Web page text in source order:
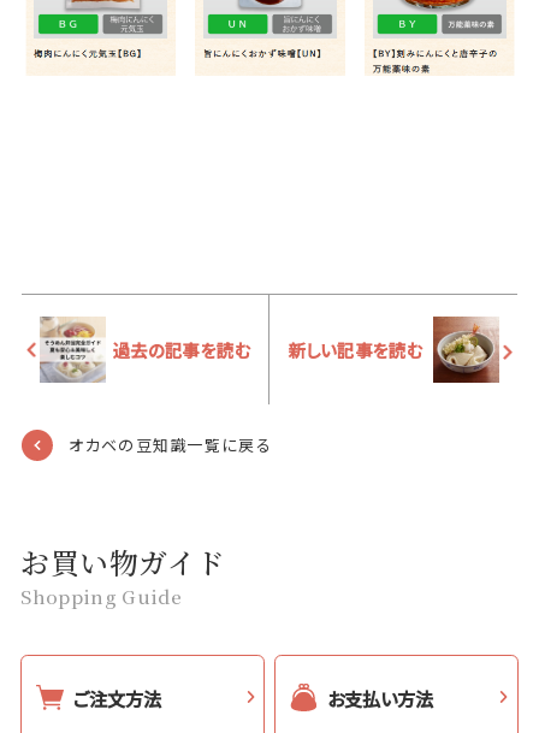
過去の記事を読む 新しい記事を読む
オカベの豆知識一覧に戻る
お買い物ガイド
Shopping Guide
ご注文方法 お支払い方法